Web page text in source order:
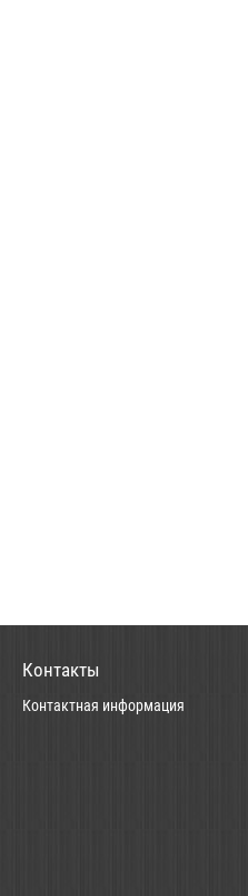
Контакты
Контактная информация